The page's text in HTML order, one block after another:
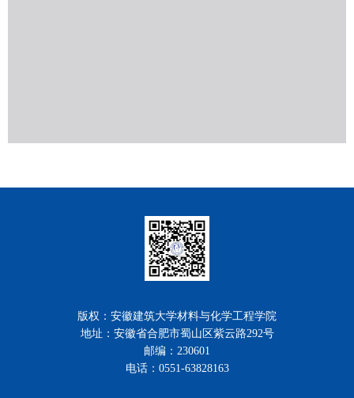
版权：安徽建筑大学材料与化学工程学院
地址：安徽省合肥市蜀山区紫云路292号
邮编：230601
电话：0551-63828163